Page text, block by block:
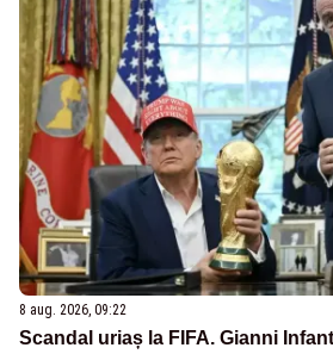
8 aug. 2026, 09:22
Scandal uriaș la FIFA. Gianni